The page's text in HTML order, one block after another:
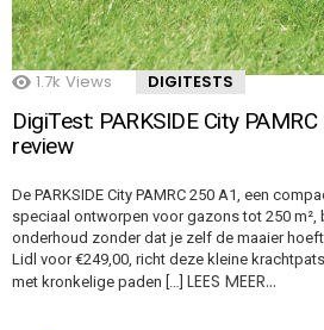
1.7k Views DIGITESTS
DigiTest: PARKSIDE City
review
De PARKSIDE City PAMRC 250 A1, een
speciaal ontworpen voor gazons tot 250
onderhoud zonder dat je zelf de maaier
Lidl voor €249,00, richt deze kleine
met kronkelige paden […] LEES MEER…